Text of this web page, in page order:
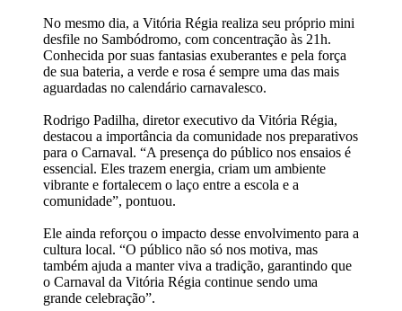
No mesmo dia, a Vitória Régia realiza seu próprio mini
desfile no Sambódromo, com concentração às 21h.
Conhecida por suas fantasias exuberantes e pela força
de sua bateria, a verde e rosa é sempre uma das mais
aguardadas no calendário carnavalesco.
Rodrigo Padilha, diretor executivo da Vitória Régia,
destacou a importância da comunidade nos preparativos
para o Carnaval. “A presença do público nos ensaios é
essencial. Eles trazem energia, criam um ambiente
vibrante e fortalecem o laço entre a escola e a
comunidade”, pontuou.
Ele ainda reforçou o impacto desse envolvimento para a
cultura local. “O público não só nos motiva, mas
também ajuda a manter viva a tradição, garantindo que
o Carnaval da Vitória Régia continue sendo uma
grande celebração”.